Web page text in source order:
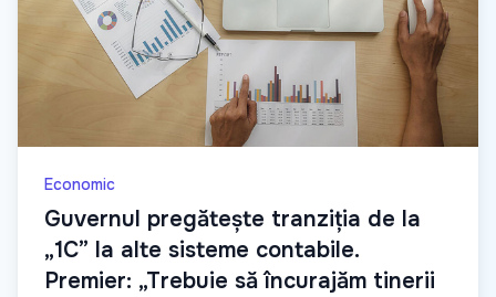
Economic
Guvernul pregătește tranziția de la
„1C” la alte sisteme contabile.
Premier: „Trebuie să încurajăm tinerii